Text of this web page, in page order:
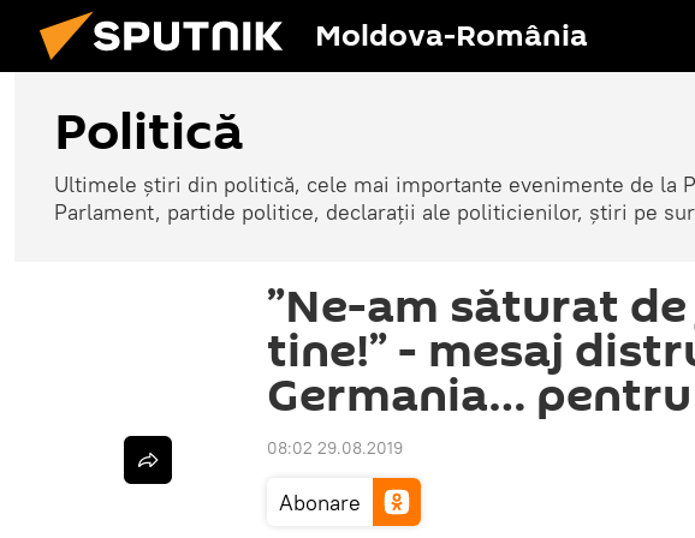
Moldova-România
Politică
Ultimele știri din politică, cele mai importante evenimente de la
Parlament, partide politice, declarații ale politicienilor, știri pe
”Ne-am săturat
tine!” - mesaj
Germania…
08:02 29.08.2019
Abonare